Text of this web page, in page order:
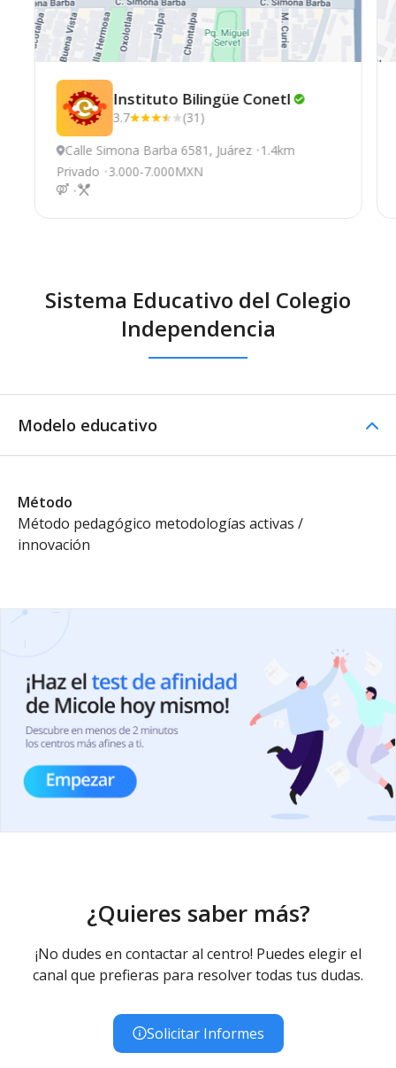
Instituto Bilingüe Conetl
3.7
(31)
Calle Simona Barba 6581, Juárez 1.4km
Privado 3.000-7.000MXN
Sistema Educativo del Colegio
Independencia
Modelo educativo
Método
Método pedagógico metodologías activas /
innovación
¿Quieres saber más?
¡No dudes en contactar al centro! Puedes elegir el
canal que prefieras para resolver todas tus dudas.
Solicitar Informes